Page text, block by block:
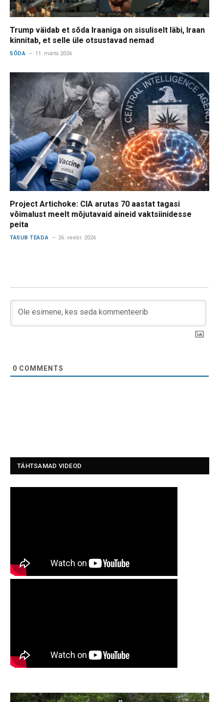
Trump väidab et sõda Iraaniga on sisuliselt läbi, Iraan
kinnitab, et selle üle otsustavad nemad
SÕDA 11. märts 2026
Project Artichoke: CIA arutas 70 aastat tagasi
võimalust meelt mõjutavaid aineid vaktsiinidesse
peita
TASUB TEADA 26. veebr. 2026
0 COMMENTS
TÄHTSAMAD VIDEOD